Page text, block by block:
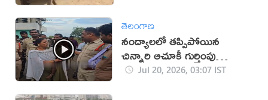
తెలంగాణ
నంద్యాలలో తప్పిపోయిన
చిన్నారి ఆచూకీ గుర్తింపు
(వీడియో)
Jul 20, 2026, 03:07 IST